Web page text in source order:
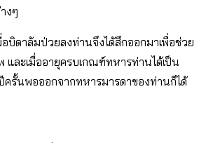
งๆ
บิดาล้มป่วยลงท่านจึงได้สึกออกมาเพื่อช่วย
และเมื่ออายุครบเกณฑ์ทหารท่านได้เป็น
ครั้นพอออกจากทหารมารดาของท่านก็ได้